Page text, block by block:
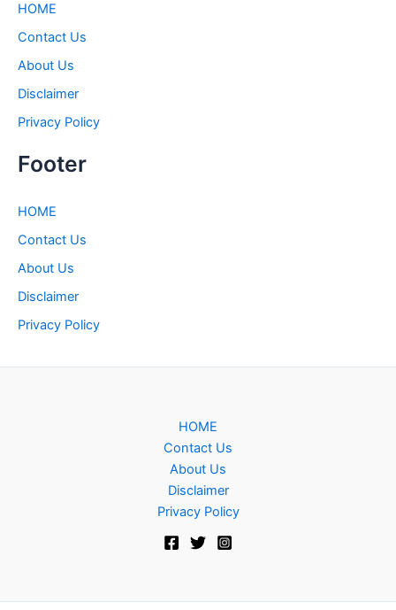
HOME
Contact Us
About Us
Disclaimer
Privacy Policy
Footer
HOME
Contact Us
About Us
Disclaimer
Privacy Policy
HOME
Contact Us
About Us
Disclaimer
Privacy Policy